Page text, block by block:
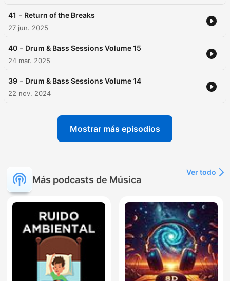
41 - Return of the Breaks
27 jun. 2025
40 - Drum & Bass Sessions Volume 15
24 mar. 2025
39 - Drum & Bass Sessions Volume 14
22 nov. 2024
Mostrar más episodios
Más podcasts de Música
Ver todo